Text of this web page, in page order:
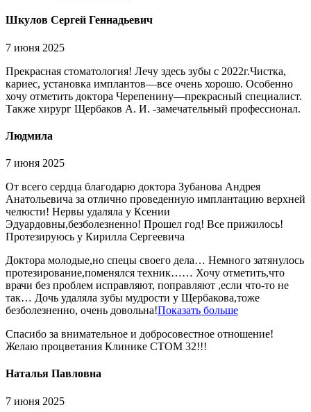
Шкулов Сергей Геннадьевич
7 июня 2025
Прекрасная стоматология! Лечу здесь зубы с 2022г.Чистка,
кариес, установка имплантов—все очень хорошо. Особенно
хочу отметить доктора Черепенину—прекрасный специалист.
Также хирург Щербаков А. И. -замечательный профессионал.
Людмила
7 июня 2025
От всего сердца благодарю доктора Зубанова Андрея
Анатольевича за отлично проведенную имплантацию верхней
челюсти! Нервы удаляла у Ксении
Эдуардовны,безболезненно! Прошел год! Все прижилось!
Протезируюсь у Кирилла Сергеевича
Доктора молодые,но спецы своего дела… Немного затянулось
протезирование,поменялся техник…… Хочу отметить,что
врачи без проблем исправляют, поправляют ,если что-то не
так… Дочь удаляла зубы мудрости у Щербакова,тоже
безболезненно, очень довольна!Показать больше
Спасибо за внимательное и добросовестное отношение!
Желаю процветания Клинике СТОМ 32!!!
Наталья Павловна
7 июня 2025